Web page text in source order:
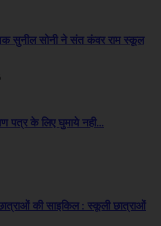
सुनील सोनी ने संत कंवर राम स्कूल
पत्र के लिए घुमाये नही…
की साइकिल : स्कूली छात्राओं